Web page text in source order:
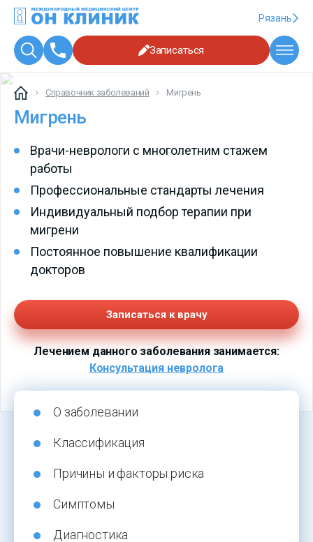
Рязань
Записаться
Справочник заболеваний Мигрень
Мигрень
Врачи-неврологи с многолетним стажем
работы
Профессиональные стандарты лечения
Индивидуальный подбор терапии при
мигрени
Постоянное повышение квалификации
докторов
Записаться к врачу
Лечением данного заболевания занимается:
Консультация невролога
О заболевании
Классификация
Причины и факторы риска
Симптомы
Диагностика